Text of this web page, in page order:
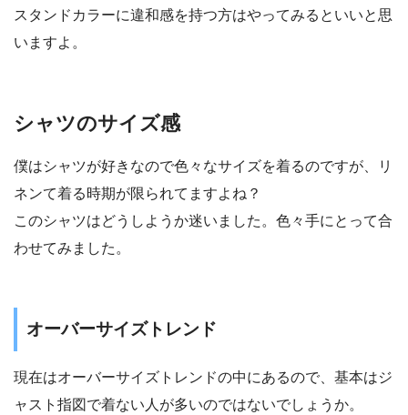
スタンドカラーに違和感を持つ方はやってみるといいと思
いますよ。
シャツのサイズ感
僕はシャツが好きなので色々なサイズを着るのですが、リ
ネンて着る時期が限られてますよね？
このシャツはどうしようか迷いました。色々手にとって合
わせてみました。
オーバーサイズトレンド
現在はオーバーサイズトレンドの中にあるので、基本はジ
ャスト指図で着ない人が多いのではないでしょうか。